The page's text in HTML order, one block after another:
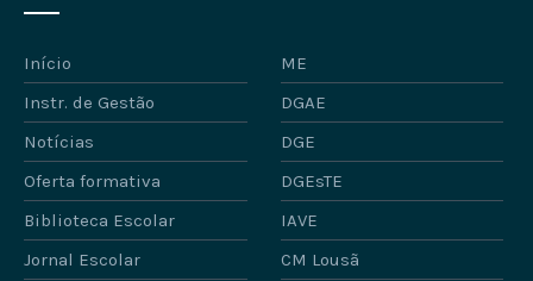
Início
ME
Instr. de Gestão
DGAE
Notícias
DGE
Oferta formativa
DGEsTE
Biblioteca Escolar
IAVE
Jornal Escolar
CM Lousã